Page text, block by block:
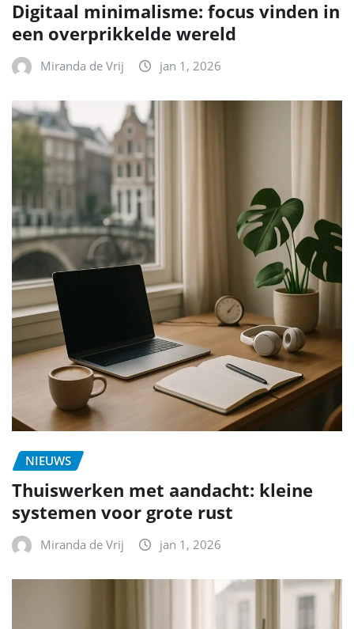
Digitaal minimalisme: focus vinden in
een overprikkelde wereld
Miranda de Vrij jan 1, 2026
NIEUWS
Thuiswerken met aandacht: kleine
systemen voor grote rust
Miranda de Vrij jan 1, 2026